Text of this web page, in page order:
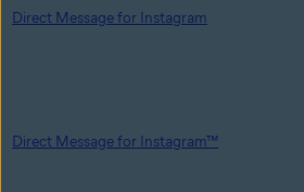
Direct Message for Instagram
Direct Message for Instagram™